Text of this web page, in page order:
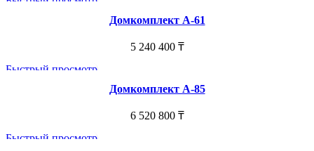
Домкомплект А-61
5 240 400 ₸
Быстрый просмотр
Домкомплект А-85
6 520 800 ₸
Быстрый просмотр